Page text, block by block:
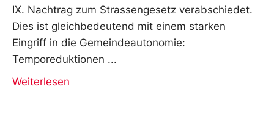
IX. Nachtrag zum Strassengesetz verabschiedet.
Dies ist gleichbedeutend mit einem starken
Eingriff in die Gemeindeautonomie:
Temporeduktionen
Weiterlesen